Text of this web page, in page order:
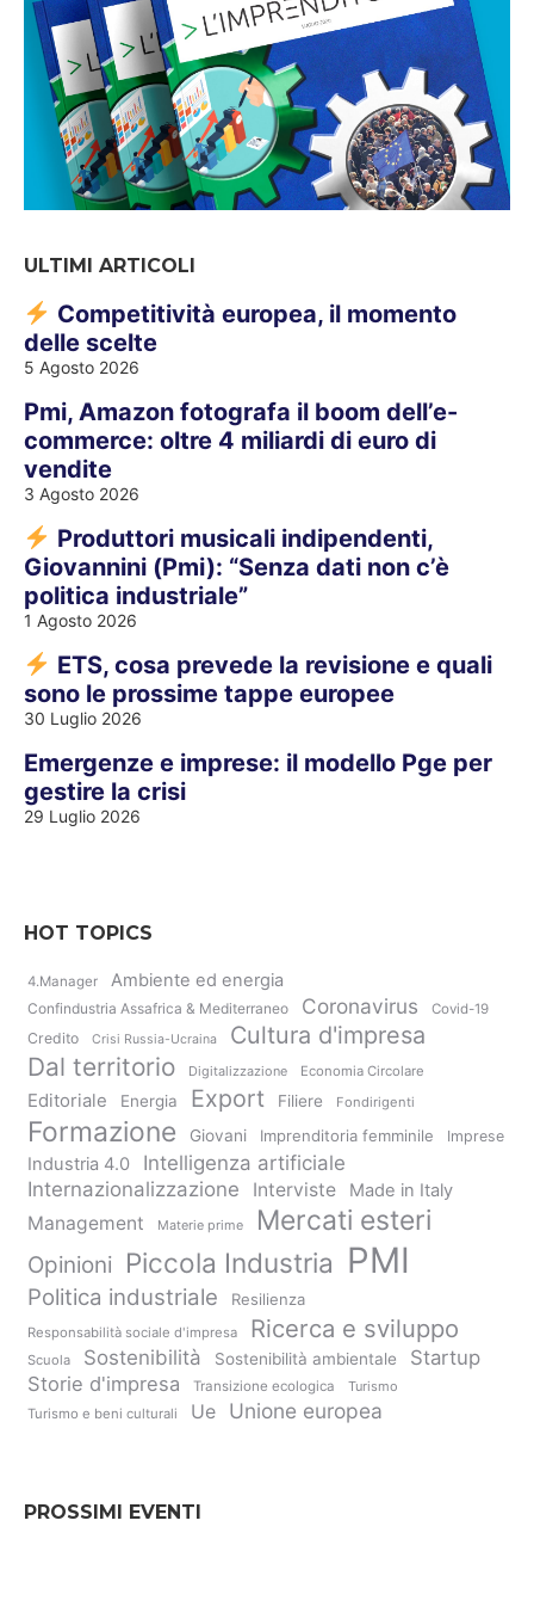
ULTIMI ARTICOLI
Competitività europea, il momento
delle scelte
5 Agosto 2026
Pmi, Amazon fotografa il boom dell’e-
commerce: oltre 4 miliardi di euro di
vendite
3 Agosto 2026
Produttori musicali indipendenti,
Giovannini (Pmi): “Senza dati non c’è
politica industriale”
1 Agosto 2026
ETS, cosa prevede la revisione e quali
sono le prossime tappe europee
30 Luglio 2026
Emergenze e imprese: il modello Pge per
gestire la crisi
29 Luglio 2026
HOT TOPICS
4.Manager Ambiente ed energia
Confindustria Assafrica & Mediterraneo Coronavirus Covid-19
Credito Crisi Russia-Ucraina Cultura d'impresa
Dal territorio Digitalizzazione Economia Circolare
Editoriale Energia Export Filiere Fondirigenti
Formazione Giovani Imprenditoria femminile Imprese
Industria 4.0
Intelligenza artificiale
Internazionalizzazione
Interviste Made in Italy
Management Materie prime Mercati esteri
Opinioni Piccola Industria PMI
Politica industriale Resilienza
Responsabilità sociale d'impresa Ricerca e sviluppo
Scuola Sostenibilità Sostenibilità ambientale
Startup
Storie d'impresa
Transizione ecologica
Turismo
Turismo e beni culturali
Ue Unione europea
PROSSIMI EVENTI